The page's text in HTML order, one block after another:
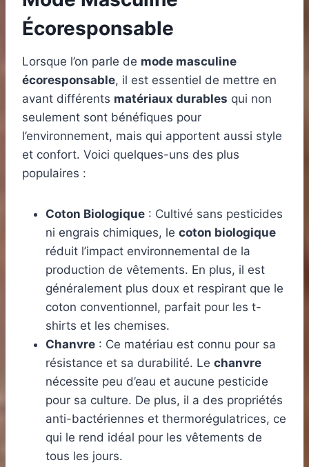
Écoresponsable
Lorsque l’on parle de mode masculine
écoresponsable, il est essentiel de mettre en
avant différents matériaux durables qui non
seulement sont bénéfiques pour
l’environnement, mais qui apportent aussi style
et confort. Voici quelques-uns des plus
populaires :
Coton Biologique : Cultivé sans pesticides
ni engrais chimiques, le coton biologique
réduit l’impact environnemental de la
production de vêtements. En plus, il est
généralement plus doux et respirant que le
coton conventionnel, parfait pour les t-
shirts et les chemises.
Chanvre : Ce matériau est connu pour sa
résistance et sa durabilité. Le chanvre
nécessite peu d’eau et aucune pesticide
pour sa culture. De plus, il a des propriétés
anti-bactériennes et thermorégulatrices, ce
qui le rend idéal pour les vêtements de
tous les jours.